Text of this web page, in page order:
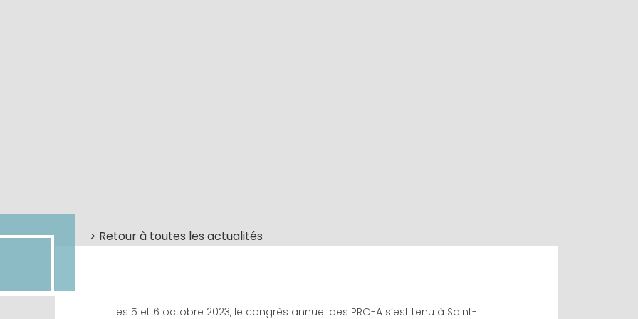
> Retour à toutes les actualités
Les 5 et 6 octobre 2023, le congrès annuel des PRO-A s’est tenu à Saint-